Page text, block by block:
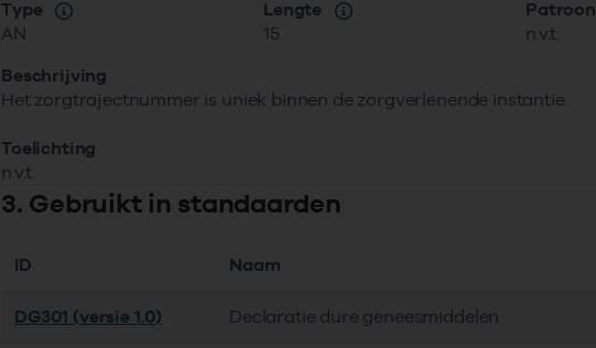
Type
AN
Lengte
15
Patroon
n.v.t.
Beschrijving
Het zorgtrajectnummer is uniek binnen de zorgverlenende instantie.
Toelichting
n.v.t.
3. Gebruikt in standaarden
ID Naam
DG301 (versie 1.0) Declaratie dure geneesmiddelen